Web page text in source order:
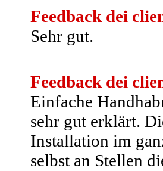
Feedback dei
Sehr gut.
Feedback dei
Einfache
sehr gut erklärt.
Installation im
selbst an Stellen